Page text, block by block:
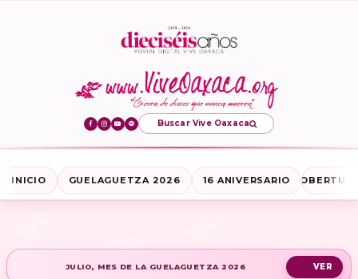
Buscar Vive Oaxaca
INICIO GUELAGUETZA 2026 16 ANIVERSARIO
JULIO, MES DE LA GUELAGUETZA 2026